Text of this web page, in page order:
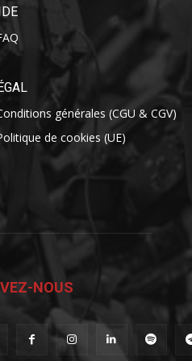
générales (CGU & CGV)
de cookies (UE)
NOUS